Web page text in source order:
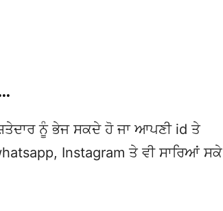
ਨੂੰ ਭੇਜ ਸਕਦੇ ਹੋ ਜਾ ਆਪਣੀ id ਤੇ
Instagram ਤੇ ਵੀ ਸਾਰਿਆਂ ਸਕੇ